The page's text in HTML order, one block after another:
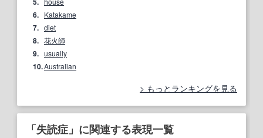
6. Katakame
7. diet
8. 花火師
9. usually
10.Australian
もっとランキングを見る
「失読症」に関連する表現一覧